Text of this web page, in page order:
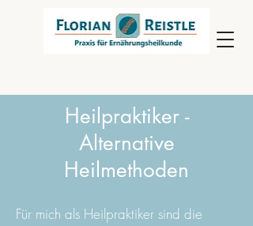
Heilpraktiker -
Alternative
Heilmethoden
Für mich als Heilpraktiker sind die